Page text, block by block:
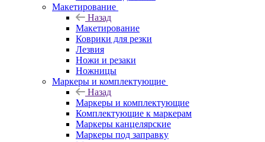
Макетирование
Назад
Макетирование
Коврики для резки
Лезвия
Ножи и резаки
Ножницы
Маркеры и комплектующие
Назад
Маркеры и комплектующие
Комплектующие к маркерам
Маркеры канцелярские
Маркеры под заправку